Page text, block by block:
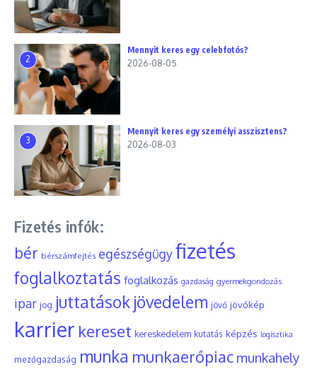
2
Mennyit keres egy celebfotós?
2026-08-05
3
Mennyit keres egy személyi asszisztens?
2026-08-03
Fizetés infók:
bér bérszámfejtés egészségügyfizetés
foglalkoztatás foglalkozás gazdaság gyermekgondozás
ipar jog juttatások jövedelem jövő jövőkép
karrier kereset kereskedelem kutatás képzés logisztika
mezőgazdaság munka munkaerőpiac munkahely